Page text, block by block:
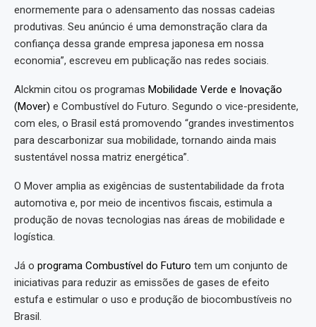
enormemente para o adensamento das nossas cadeias
produtivas. Seu anúncio é uma demonstração clara da
confiança dessa grande empresa japonesa em nossa
economia”, escreveu em publicação nas redes sociais.
Alckmin citou os programas Mobilidade Verde e Inovação
(Mover) e Combustível do Futuro. Segundo o vice-presidente,
com eles, o Brasil está promovendo “grandes investimentos
para descarbonizar sua mobilidade, tornando ainda mais
sustentável nossa matriz energética”.
O Mover amplia as exigências de sustentabilidade da frota
automotiva e, por meio de incentivos fiscais, estimula a
produção de novas tecnologias nas áreas de mobilidade e
logística.
Já o programa Combustível do Futuro tem um conjunto de
iniciativas para reduzir as emissões de gases de efeito
estufa e estimular o uso e produção de biocombustíveis no
Brasil.